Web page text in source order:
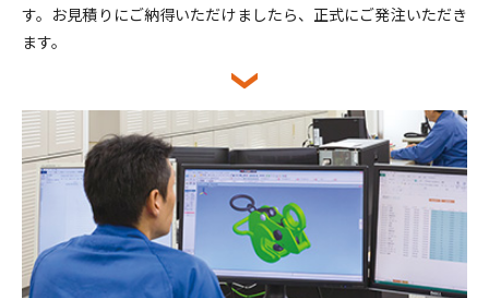
す。お見積りにご納得いただけましたら、正式にご発注いただき
ます。